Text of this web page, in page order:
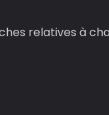
relatives à